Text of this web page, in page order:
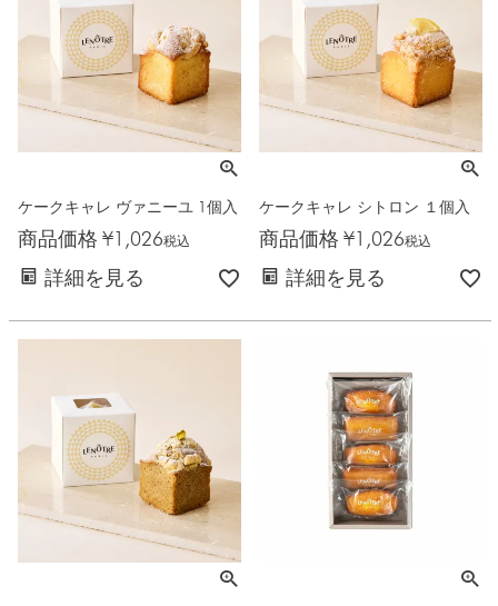
ケークキャレ ヴァニーユ 1個入
商品価格 ¥1,026税込
詳細を見る
ケークキャレ シトロン １個入
商品価格 ¥1,026税込
詳細を見る